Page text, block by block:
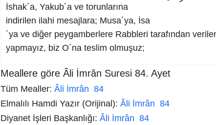
İshak´a, Yakub´a ve torunlarına
indirilen ilahi mesajlara; Musa´ya, İsa
´ya ve diğer peygamberlere Rabbleri tarafından
yapmayız, biz O´na teslim olmuşuz;
Meallere göre Âli İmrân Suresi 84. Ayet
Tüm Mealler: Âli İmrân 84
Elmalılı Hamdi Yazır (Orijinal): Âli İmrân 84
Diyanet İşleri Başkanlığı: Âli İmrân 84